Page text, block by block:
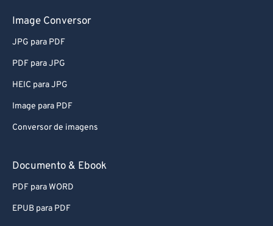
Image Conversor
JPG para PDF
PDF para JPG
HEIC para JPG
Image para PDF
Conversor de imagens
Documento & Ebook
PDF para WORD
EPUB para PDF